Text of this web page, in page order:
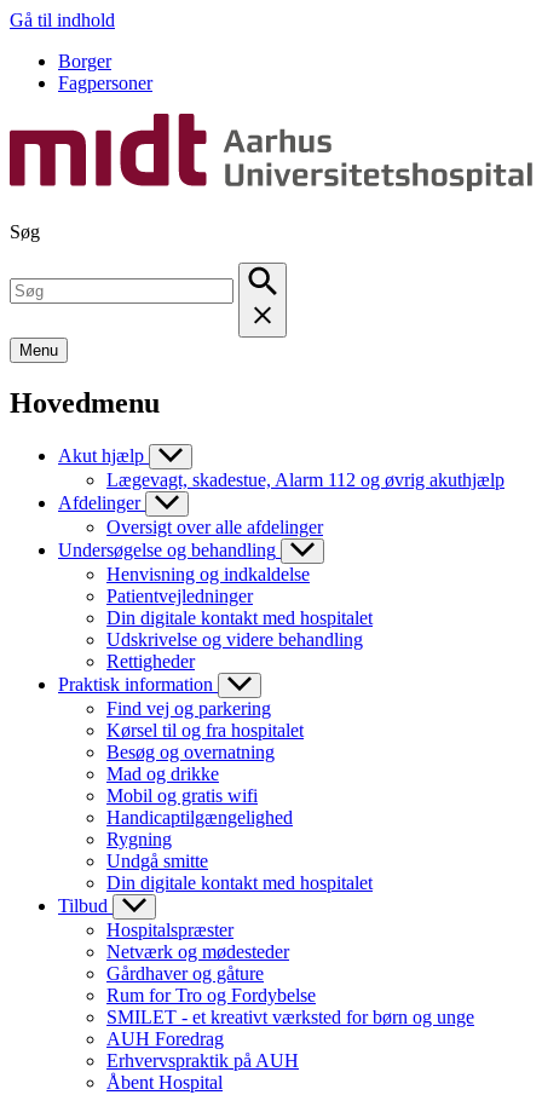
Gå til indhold
Borger
Fagpersoner
Søg
Menu
Hovedmenu
Akut hjælp
Lægevagt, skadestue, Alarm 112 og øvrig akuthjælp
Afdelinger
Oversigt over alle afdelinger
Undersøgelse og behandling
Henvisning og indkaldelse
Patientvejledninger
Din digitale kontakt med hospitalet
Udskrivelse og videre behandling
Rettigheder
Praktisk information
Find vej og parkering
Kørsel til og fra hospitalet
Besøg og overnatning
Mad og drikke
Mobil og gratis wifi
Handicaptilgængelighed
Rygning
Undgå smitte
Din digitale kontakt med hospitalet
Tilbud
Hospitalspræster
Netværk og mødesteder
Gårdhaver og gåture
Rum for Tro og Fordybelse
SMILET - et kreativt værksted for børn og unge
AUH Foredrag
Erhvervspraktik på AUH
Åbent Hospital